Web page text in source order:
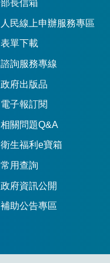
部長信箱
人民線上申辦服務專區
表單下載
諮詢服務專線
政府出版品
電子報訂閱
相關問題Q&A
衛生福利e寶箱
常用查詢
政府資訊公開
補助公告專區